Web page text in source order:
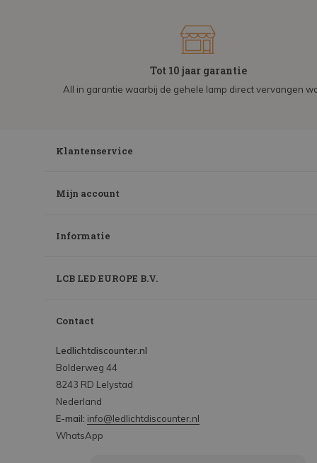
Tot 10 jaar garantie
All in garantie waarbij de gehele lamp direct vervangen
Klantenservice
Mijn account
Informatie
LCB LED EUROPE B.V.
Contact
Ledlichtdiscounter.nl
Bolderweg 44
8243 RD Lelystad
Nederland
E-mail: info@ledlichtdiscounter.nl
WhatsApp